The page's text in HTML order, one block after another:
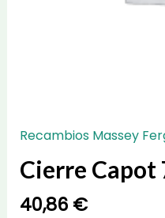
Recambios Massey
Cierre Capot
40,86 €